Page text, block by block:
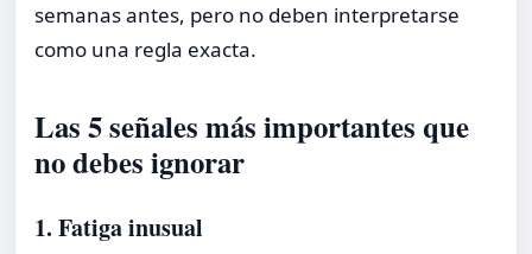
semanas antes, pero no deben interpretarse
como una regla exacta.
Las 5 señales más importantes que
no debes ignorar
1. Fatiga inusual